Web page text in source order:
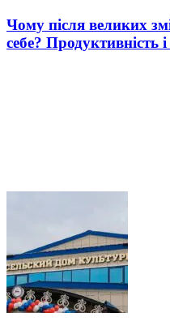
Чому після великих
себе? Продуктивність